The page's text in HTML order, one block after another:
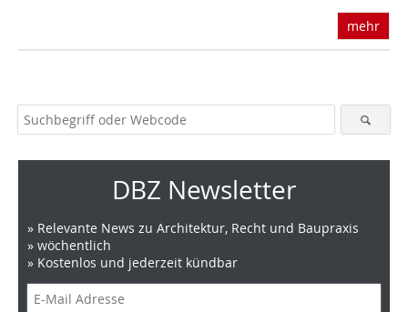
mehr
DBZ Newsletter
» Relevante News zu Architektur, Recht und Baupraxis
» wöchentlich
» Kostenlos und jederzeit kündbar